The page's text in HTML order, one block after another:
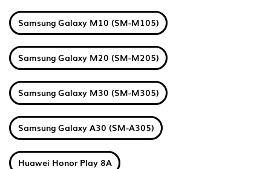
Samsung Galaxy M10 (SM-M105)
Samsung Galaxy M20 (SM-M205)
Samsung Galaxy M30 (SM-M305)
Samsung Galaxy A30 (SM-A305)
Huawei Honor Play 8A